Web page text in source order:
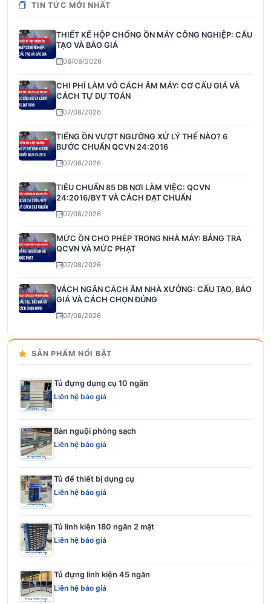
TIN TỨC MỚI NHẤT
THIẾT KẾ HỘP CHỐNG ỒN MÁY CÔNG NGHIỆP: CẤU
TẠO VÀ BÁO GIÁ
08/08/2026
CHI PHÍ LÀM VỎ CÁCH ÂM MÁY: CƠ CẤU GIÁ VÀ
CÁCH TỰ DỰ TOÁN
07/08/2026
TIẾNG ỒN VƯỢT NGƯỠNG XỬ LÝ THẾ NÀO? 6
BƯỚC CHUẨN QCVN 24:2016
07/08/2026
TIÊU CHUẨN 85 DB NƠI LÀM VIỆC: QCVN
24:2016/BYT VÀ CÁCH ĐẠT CHUẨN
07/08/2026
MỨC ỒN CHO PHÉP TRONG NHÀ MÁY: BẢNG TRA
QCVN VÀ MỨC PHẠT
07/08/2026
VÁCH NGĂN CÁCH ÂM NHÀ XƯỞNG: CẤU TẠO, BÁO
GIÁ VÀ CÁCH CHỌN ĐÚNG
07/08/2026
SẢN PHẨM NỔI BẬT
Tủ đựng dụng cụ 10 ngăn
Liên hệ báo giá
Bàn nguội phòng sạch
Liên hệ báo giá
Tủ để thiết bị dụng cụ
Liên hệ báo giá
Tủ linh kiện 180 ngăn 2 mặt
Liên hệ báo giá
Tủ đựng linh kiện 45 ngăn
Liên hệ báo giá